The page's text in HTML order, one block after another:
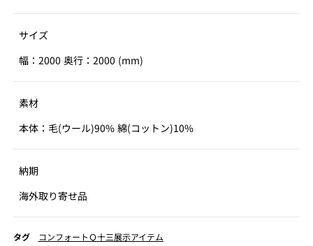
サイズ
幅：2000 奥行：2000 (mm)
素材
本体：毛(ウール)90% 綿(コットン)10%
納期
海外取り寄せ品
タグ コンフォートＱ十三展示アイテム